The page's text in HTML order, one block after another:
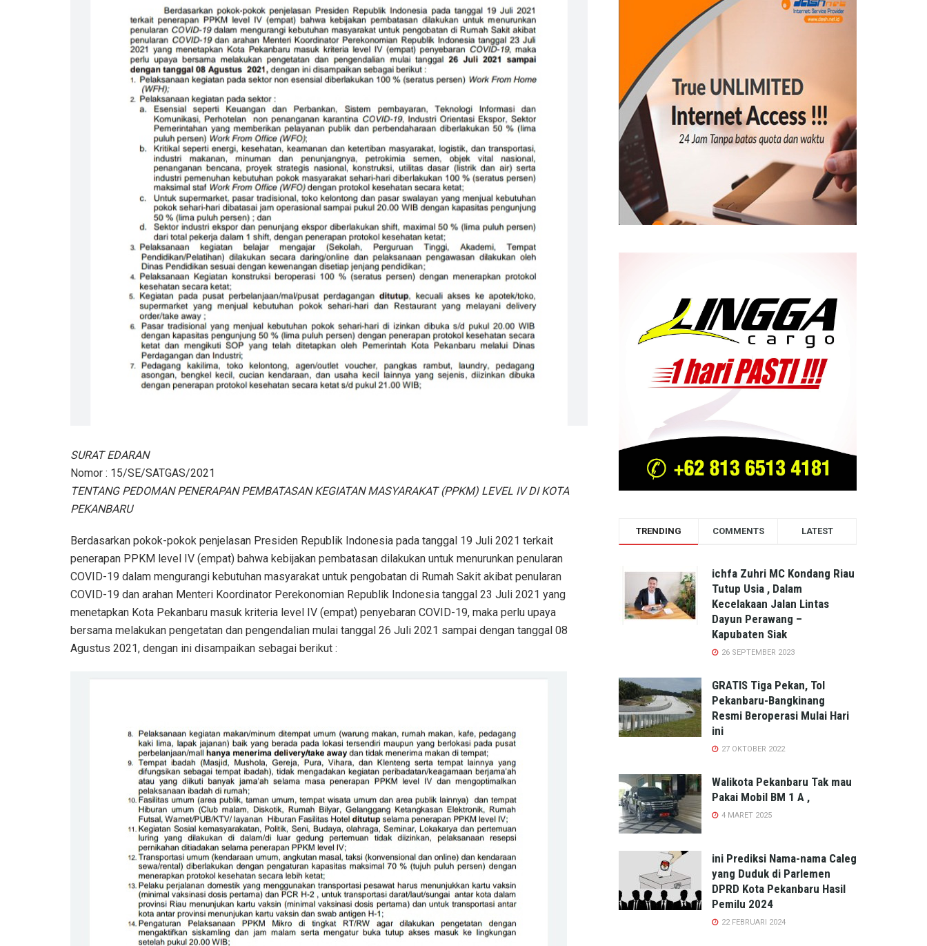
SURAT EDARAN
Nomor : 15/SE/SATGAS/2021
TENTANG PEDOMAN PENERAPAN PEMBATASAN KEGIATAN MASYARAKAT (PPKM) LEVEL IV DI KOTA
PEKANBARU
Berdasarkan pokok-pokok penjelasan Presiden Republik Indonesia pada tanggal 19 Juli 2021 terkait
penerapan PPKM level IV (empat) bahwa kebijakan pembatasan dilakukan untuk menurunkan penularan
COVID-19 dalam mengurangi kebutuhan masyarakat untuk pengobatan di Rumah Sakit akibat penularan
COVID-19 dan arahan Menteri Koordinator Perekonomian Republik Indonesia tanggal 23 Juli 2021 yang
menetapkan Kota Pekanbaru masuk kriteria level IV (empat) penyebaran COVID-19, maka perlu upaya
bersama melakukan pengetatan dan pengendalian mulai tanggal 26 Juli 2021 sampai dengan tanggal 08
Agustus 2021, dengan ini disampaikan sebagai berikut :
TRENDING COMMENTS LATEST
ichfa Zuhri MC Kondang Riau
Tutup Usia , Dalam
Kecelakaan Jalan Lintas
Dayun Perawang –
Kapubaten Siak
26 SEPTEMBER 2023
GRATIS Tiga Pekan, Tol
Pekanbaru-Bangkinang
Resmi Beroperasi Mulai Hari
ini
27 OKTOBER 2022
Walikota Pekanbaru Tak mau
Pakai Mobil BM 1 A ,
4 MARET 2025
ini Prediksi Nama-nama Caleg
yang Duduk di Parlemen
DPRD Kota Pekanbaru Hasil
Pemilu 2024
22 FEBRUARI 2024